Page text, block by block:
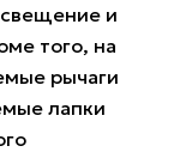
и
того, на
рычаги
лапки